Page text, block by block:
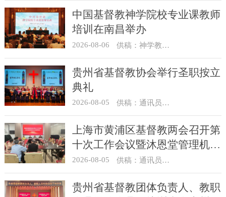
中国基督教神学院校专业课教师
培训在南昌举办
2026-08-06 供稿：神学教育部
贵州省基督教协会举行圣职按立
典礼
2026-08-05 供稿：通讯员 杨菁
上海市黄浦区基督教两会召开第
十次工作会议暨沐恩堂管理机构
七月份联席会议
2026-08-05 供稿：通讯员 景健美
贵州省基督教团体负责人、教职